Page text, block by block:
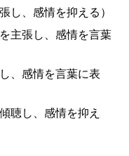
し、感情を抑える）
主張し、感情を言葉
、感情を言葉に表
聴し、感情を抑え